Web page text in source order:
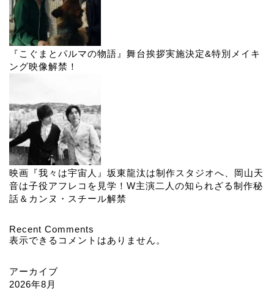
『こぐまとパルマの物語』舞台挨拶実施決定&特別メイキ
ング映像解禁！
映画『我々は宇宙人』坂東龍汰は制作スタジオへ、岡山天
音は子役アフレコを見学！W主演二人の知られざる制作秘
話＆カンヌ・スチール解禁
Recent Comments
表示できるコメントはありません。
アーカイブ
2026年8月